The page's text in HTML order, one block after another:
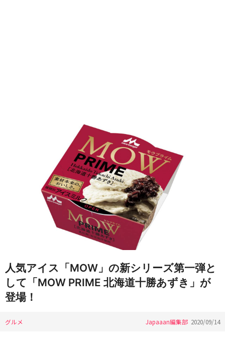
人気アイス「MOW」の新シリーズ第一弾と
して「MOW PRIME 北海道十勝あずき」が
登場！
グルメ Japaaan編集部 2020/09/14